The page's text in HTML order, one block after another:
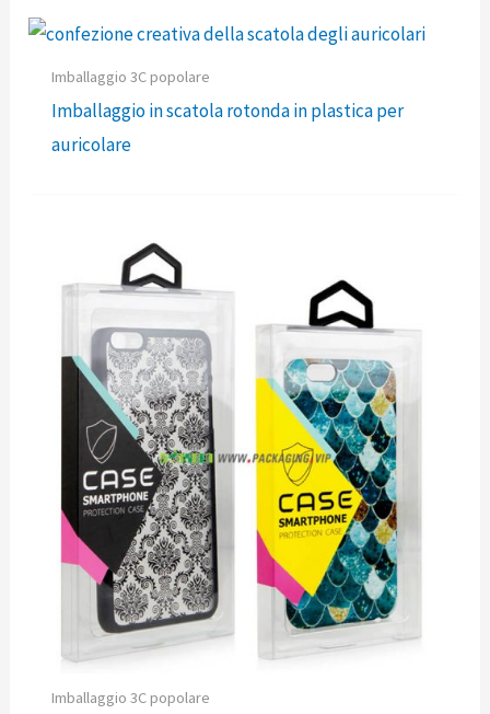
Imballaggio 3C popolare
Imballaggio in scatola rotonda in plastica per
auricolare
Imballaggio 3C popolare